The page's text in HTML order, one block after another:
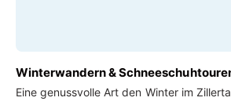
Winterwandern &
Eine genussvolle Art den Winter im